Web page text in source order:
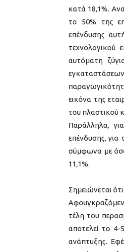
κατά 18,1%.
το 50% της
επένδυσης
τεχνολογικού
αυτόματη
εικόνα της
του πλαστικού
Παράλληλα,
επένδυσης,
σύμφωνα με
11,1%.
Σημειώνεται
τέλη του
αποτελεί το 4-
ανάπτυξης.